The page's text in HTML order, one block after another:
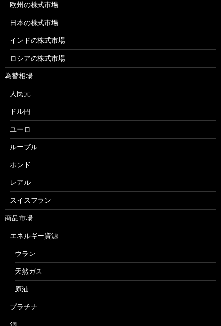
欧州の株式市場
日本の株式市場
インドの株式市場
ロシアの株式市場
為替相場
人民元
ドル円
ユーロ
ルーブル
ポンド
レアル
スイスフラン
商品市場
エネルギー資源
ウラン
天然ガス
原油
プラチナ
銅